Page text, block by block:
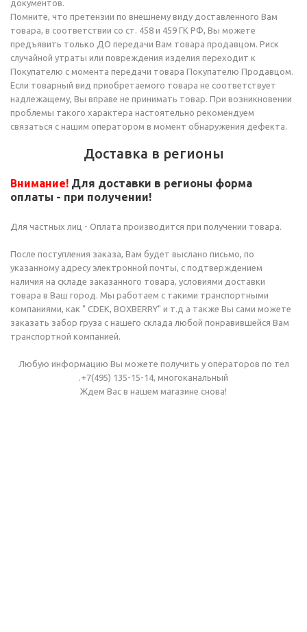
документов.
Помните, что претензии по внешнему виду доставленного Вам
товара, в соответствии со ст. 458 и 459 ГК РФ, Вы можете
предъявить только ДО передачи Вам товара продавцом. Риск
случайной утраты или повреждения изделия переходит к
Покупателю с момента передачи товара Покупателю Продавцом.
Если товарный вид приобретаемого товара не соответствует
надлежащему, Вы вправе не принимать товар. При возникновении
проблемы такого характера настоятельно рекомендуем
связаться с нашим оператором в момент обнаружения дефекта.
Доставка в регионы
Внимание! Для доставки в регионы форма
оплаты - при получении!
Для частных лиц - Оплата производится при получении товара.
После поступления заказа, Вам будет выслано письмо, по
указанному адресу электронной почты, с подтверждением
наличия на складе заказанного товара, условиями доставки
товара в Ваш город. Мы работаем с такими транспортными
компаниями, как " CDEK, BOXBERRY" и т.д а также Вы сами можете
заказать забор груза с нашего склада любой понравившейся Вам
транспортной компанией.
Любую информацию Вы можете получить у операторов по тел
.+7(495) 135-15-14, многоканальный
Ждем Вас в нашем магазине снова!